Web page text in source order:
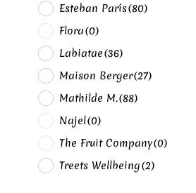
Esteban París(80)
Flora(0)
Labiatae(36)
Maison Berger(27)
Mathilde M.(88)
Najel(0)
The Fruit Company(0)
Treets Wellbeing(2)